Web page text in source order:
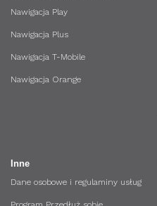
Nawigacja Play
Nawigacja Plus
Nawigacja T-Mobile
Nawigacja Orange
Inne
Dane osobowe i regulaminy usług